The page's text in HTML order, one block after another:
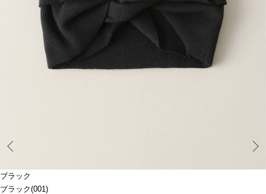
ブラック
ブラック(001)